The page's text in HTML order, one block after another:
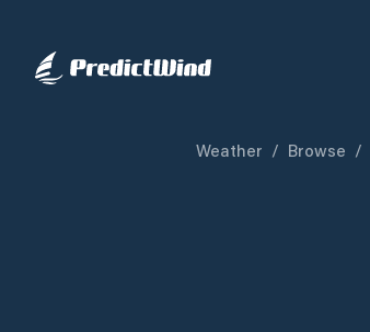
Weather / Browse /